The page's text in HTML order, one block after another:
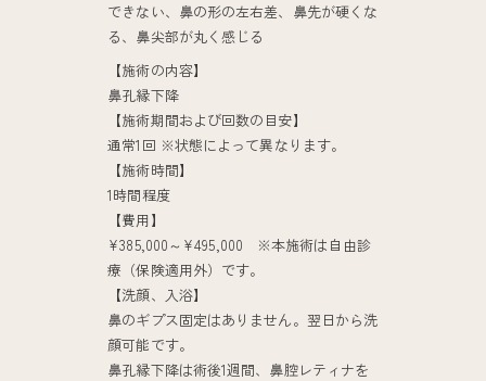
できない、鼻の形の左右差、鼻先が硬くな
る、鼻尖部が丸く感じる
【施術の内容】
鼻孔縁下降
【施術期間および回数の目安】
通常1回 ※状態によって異なります。
【施術時間】
1時間程度
【費用】
¥385,000～¥495,000 ※本施術は自由診
療（保険適用外）です。
【洗顔、入浴】
鼻のギプス固定はありません。翌日から洗
顔可能です。
鼻孔縁下降は術後1週間、鼻腔レティナを